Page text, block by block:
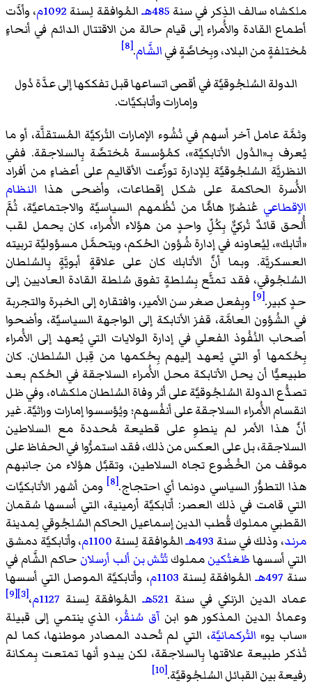
ملكشاه سالف الذِكر في سنة 485هـ المُوافقة لِسنة 1092م ، وأدَّت
أطماع القادة والأُمراء إلى قيام حالة من الاقتتال الدائم في أنحاءٍ
مُختلفةٍ من البلاد، وبِخاصَّةٍ فيالشَّام.
[8]
الدولة السُلجُوقيَّة في أقصى اتساعها قبل تفككها إلى عدَّة دُول
وإمارات وأتابكيَّات.
وثمَّة عامل آخر أسهم في نُشُوء الإمارات التُركيَّة المُستقلَّة، أو ما
يُعرف بِـ«الدُول الأتابكيَّة»، كمُؤسسة مُختصَّة بِالسلاجقة. ففي
النظريَّة السُلجُوقيَّة لِلإدارة توزَّعت الأقاليم على أعضاءٍ من أفراد
الأُسرة الحاكمة على شكل إقطاعات، وأضحى هذا النظام
الإقطاعي عُنصُرًا هامًّا من نُظُمهم السياسيَّة والاجتماعيَّة، ثُمَّ
أُلحق قائدٌ تُركيٌّ بِكُلِّ واحدٍ من هؤلاء الأُمراء، كان يحمل لقب
«أتابك»، لِيُعاونه في إدارة شُؤون الحُكم، ويتحمَّل مسؤوليَّة تربيته
العسكريَّة. وبما أنَّ الأتابك كان على علاقةٍ أبويَّةٍ بِالسُلطان
السُلجُوقي، فقد تمتَّع بِسُلطةٍ تفوق سُلطة القادة العاديين إلى
حدٍ كبير.[9]
وبِفعل صغر سن الأمير، وافتقاره إلى الخبرة والتجربة
في الشُؤون العامَّة، قفز الأتابكة إلى الواجهة السياسيَّة، وأضحوا
أصحاب النُفُوذ الفعلي في إدارة الولايات التي يُعهد إلى الأُمراء
بِحُكمها أو التي يُعهد إليهم بِحُكمها من قِبل السُلطان. كان
طبيعيًّا أن يحل الأتابكة محل الأُمراء السلاجقة في الحُكم بعد
تصدُّع الدولة السُلجُوقيَّة على أثر وفاة السُلطان ملكشاه، وفي ظل
انقسام الأُمراء السلاجقة على أنفُسهم؛ ويُؤسسوا إمارات وراثيَّة. غير
أنَّ هذا الأمر لم ينطوِ على قطيعة مُحددة مع السلاطين
السلاجقة، بل على العكس من ذلك، فقد استمرُّوا في الحفاظ على
موقف من الخُضُوع تجاه السلاطين، وتقبَّل هؤلاء من جانبهم
هذا التطوُّر السياسي دونما أي احتجاج.[8]
ومن أشهر الأتابكيَّات
التي قامت في ذلك العصر: أتابكيَّة أرمينية، التي أسسها سُقمان
القطبي مملوك قُطب الدين إسماعيل الحاكم السُلجُوقي لِمدينة
مرند، وذلك في سنة 493هـ المُوافقة لِسنة 1100م ، وأتابكيَّة دمشق
التي أسسهاطُغتُكينمملوكتُتُش بن ألب أرسلان حاكم الشَّام في
سنة 497هـ المُوافقة لِسنة 1103م ، وأتابكيَّة الموصل التي أسسها
عماد الدين الزنكي في سنة 521هـ المُوافقة لِسنة 1127م ،[3]
[9]
وعمادُ الدين المذكور هو ابن آق سُنقُر، الذي ينتمي إلى قبيلة
«ساب يو» التُركمانيَّة، التي لم تُحدد المصادر موطنها، كما لم
تُذكر طبيعة علاقتها بِالسلاجقة، لكن يبدو أنها تمتعت بِمكانة
رفيعة بين القبائل السُلجُوقيَّة.[10]